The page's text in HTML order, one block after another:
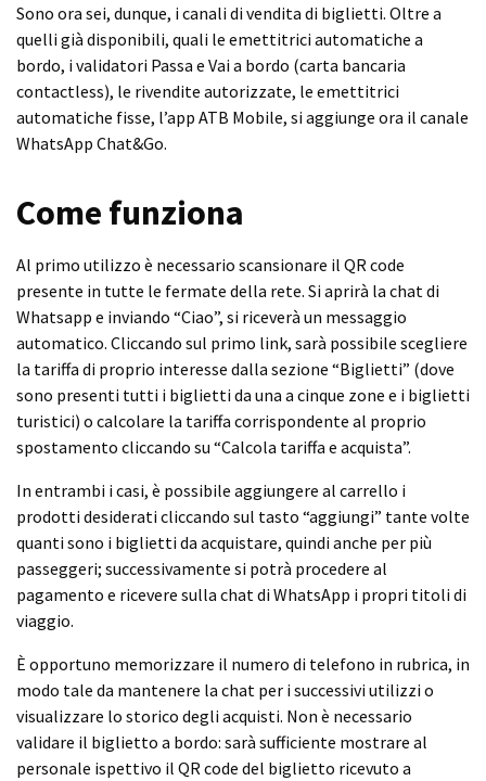
Sono ora sei, dunque, i canali di vendita di biglietti. Oltre a
quelli già disponibili, quali le emettitrici automatiche a
bordo, i validatori Passa e Vai a bordo (carta bancaria
contactless), le rivendite autorizzate, le emettitrici
automatiche fisse, l’app ATB Mobile, si aggiunge ora il canale
WhatsApp Chat&Go.
Come funziona
Al primo utilizzo è necessario scansionare il QR code
presente in tutte le fermate della rete. Si aprirà la chat di
Whatsapp e inviando “Ciao”, si riceverà un messaggio
automatico. Cliccando sul primo link, sarà possibile scegliere
la tariffa di proprio interesse dalla sezione “Biglietti” (dove
sono presenti tutti i biglietti da una a cinque zone e i biglietti
turistici) o calcolare la tariffa corrispondente al proprio
spostamento cliccando su “Calcola tariffa e acquista”.
In entrambi i casi, è possibile aggiungere al carrello i
prodotti desiderati cliccando sul tasto “aggiungi” tante volte
quanti sono i biglietti da acquistare, quindi anche per più
passeggeri; successivamente si potrà procedere al
pagamento e ricevere sulla chat di WhatsApp i propri titoli di
viaggio.
È opportuno memorizzare il numero di telefono in rubrica, in
modo tale da mantenere la chat per i successivi utilizzi o
visualizzare lo storico degli acquisti. Non è necessario
validare il biglietto a bordo: sarà sufficiente mostrare al
personale ispettivo il QR code del biglietto ricevuto a